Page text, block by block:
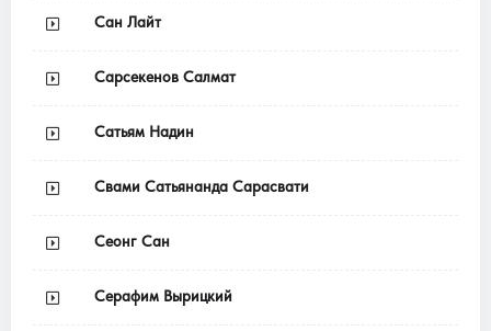
Сан Лайт
Сарсекенов Салмат
Сатьям Надин
Свами Сатьянанда Сарасвати
Сеонг Сан
Серафим Вырицкий